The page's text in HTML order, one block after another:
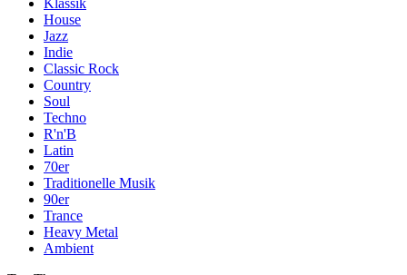
Klassik
House
Jazz
Indie
Classic Rock
Country
Soul
Techno
R'n'B
Latin
70er
Traditionelle Musik
90er
Trance
Heavy Metal
Ambient